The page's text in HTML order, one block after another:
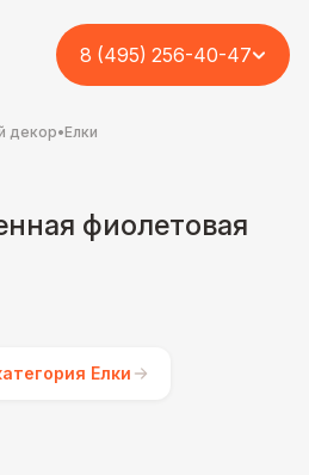
8 (495) 256-40-47
декор•Елки
фиолетовая
Елки